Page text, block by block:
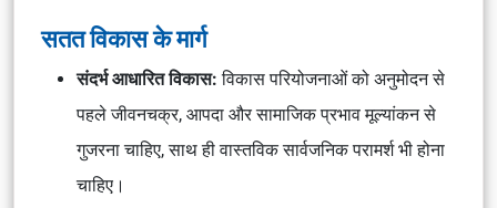
सतत विकास के मार्ग
संदर्भ आधारित विकास: विकास परियोजनाओं को अनुमोदन से
पहले जीवनचक्र, आपदा और सामाजिक प्रभाव मूल्यांकन से
गुजरना चाहिए, साथ ही वास्तविक सार्वजनिक परामर्श भी होना
चाहिए।